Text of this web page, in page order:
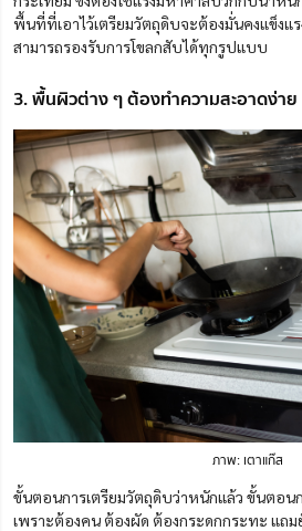
พื้นที่ที่เอาไว้เตรียมวัตถุดิบจะต้องมั่นคงแข็งแ
สามารถรองรับการโขลกสับได้ทุกรูปแบบ
3. พื้นผิวต่าง ๆ ต้องทำความสะอาดง่าย
ภาพ: เตาแก๊ส
ขั้นตอนการเตรียมวัตถุดิบว่าหนักแล้ว ขั้นตอ
เพราะต้องคน ต้องผัด ต้องกระดกกระทะ แถ